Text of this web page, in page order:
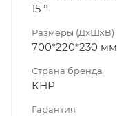
15 °
Размеры (ДхШхВ)
700*220*230 мм
Страна бренда
КНР
Гарантия